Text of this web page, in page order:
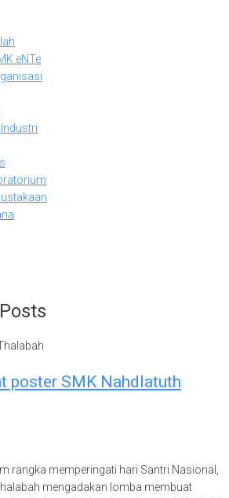
eNTe
poster SMK Nahdlatuth
rangka memperingati hari Santri Nasional,
mengadakan lomba membuat